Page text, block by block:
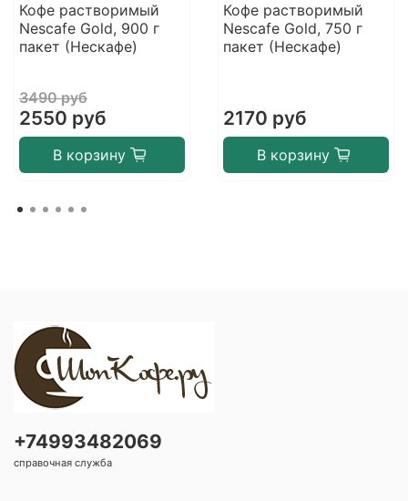
Кофе растворимый
Nescafe Gold, 900 г
пакет (Нескафе)
3490 руб
2550 руб
В корзину
Кофе растворимый
Nescafe Gold, 750 г
пакет (Нескафе)
2170 руб
В корзину
+74993482069
справочная служба